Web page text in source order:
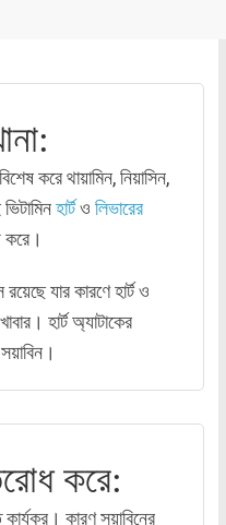
করে থায়ামিন, নিয়াসিন,
হার্টও লিভারের
করে।
যার কারণে হার্ট ও
হার্ট অ্যাটাকের
করে:
কারণ সয়াবিনের